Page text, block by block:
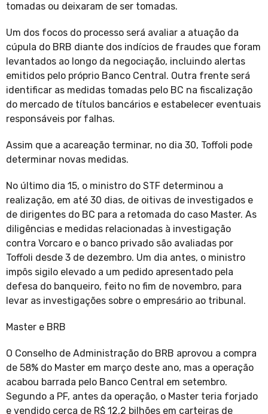
tomadas ou deixaram de ser tomadas.
Um dos focos do processo será avaliar a atuação da
cúpula do BRB diante dos indícios de fraudes que foram
levantados ao longo da negociação, incluindo alertas
emitidos pelo próprio Banco Central. Outra frente será
identificar as medidas tomadas pelo BC na fiscalização
do mercado de títulos bancários e estabelecer eventuais
responsáveis por falhas.
Assim que a acareação terminar, no dia 30, Toffoli pode
determinar novas medidas.
No último dia 15, o ministro do STF determinou a
realização, em até 30 dias, de oitivas de investigados e
de dirigentes do BC para a retomada do caso Master. As
diligências e medidas relacionadas à investigação
contra Vorcaro e o banco privado são avaliadas por
Toffoli desde 3 de dezembro. Um dia antes, o ministro
impôs sigilo elevado a um pedido apresentado pela
defesa do banqueiro, feito no fim de novembro, para
levar as investigações sobre o empresário ao tribunal.
Master e BRB
O Conselho de Administração do BRB aprovou a compra
de 58% do Master em março deste ano, mas a operação
acabou barrada pelo Banco Central em setembro.
Segundo a PF, antes da operação, o Master teria forjado
e vendido cerca de R$ 12,2 bilhões em carteiras de